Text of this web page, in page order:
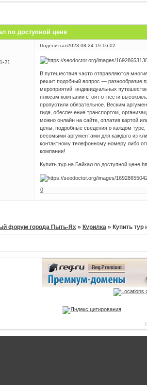
по доступной цене
Поделиться2023-08-24 19:16:02
21
В путешествия часто отправляются
решит подобный вопрос — разнообразие
мероприятий, индивидуальных
плюсам компании стоит отнести
пропустили обязательное. Веским
гида, обеспечение транспортом,
можно онлайн на сайте, оплатив картой
цены, подробные сведения о каждом
весомыми аргументами для каждого из
контактному телефонному номеру либо
компании!
Купить тур на Байкал по доступной цене
0
форум города Пыть-Ях » Курилка » Купить тур